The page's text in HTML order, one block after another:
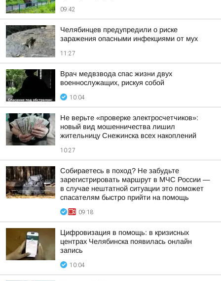
09:42
Челябинцев предупредили о риске
заражения опасными инфекциями от мух
11:27
Врач медвзвода спас жизни двух
военнослужащих, рискуя собой
10:04
Не верьте «проверке электросчетчиков»:
новый вид мошенничества лишил
жительницу Снежинска всех накоплений
10:27
Собираетесь в поход? Не забудьте
зарегистрировать маршрут в МЧС России —
в случае нештатной ситуации это поможет
спасателям быстро прийти на помощь
09:18
Цифровизация в помощь: в кризисных
центрах Челябинска появилась онлайн
запись
10:04